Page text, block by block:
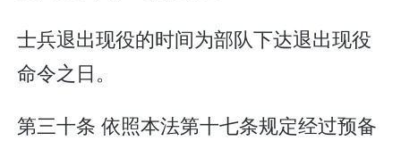
士兵退出现役的时间为部队下达退出现役
命令之日。
第三十条 依照本法第十七条规定经过预备